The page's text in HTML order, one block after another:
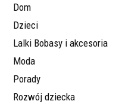
Dom
Dzieci
Lalki Bobasy i akcesoria
Moda
Porady
Rozwój dziecka